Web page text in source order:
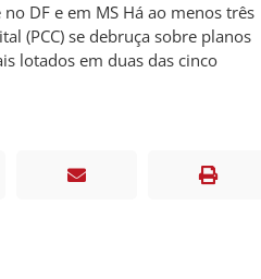
DF e em MS Há ao menos três
(PCC) se debruça sobre planos
lotados em duas das cinco